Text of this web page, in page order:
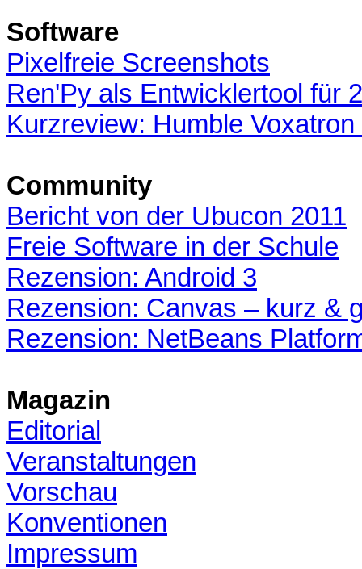
Software
Pixelfreie Screenshots
Ren'Py als Entwicklertool für
Kurzreview: Humble
Community
Bericht von der Ubucon 2011
Freie Software in der Schule
Rezension: Android 3
Rezension: Canvas – kurz &
Rezension: NetBeans
Magazin
Editorial
Veranstaltungen
Vorschau
Konventionen
Impressum